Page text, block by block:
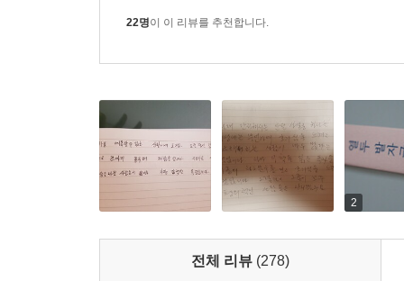
될 수 있으나 아직은 모호한 상태인 암호화폐와
설렘을 만끽할 수 있을 것이다.
생각의 모험으로, 지도 밖의 경계로 이끄는 책
이 책은 신기한 과학 상식을 나열하는 책이 아니
있다. 저자는 끊임없이 독자들에게 생각을 모험으
일이 정말 어려운 일일까요?”, “왜 자신이 지금
‘지식이 통찰로 바뀌는 경험’을 하게 될 것이다.
22명이 이 리뷰를 추천합니다.
2
전체 리뷰 (278)